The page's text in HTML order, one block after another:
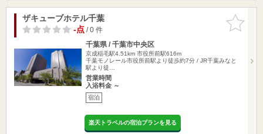
お気に入
りに追加
ザキューブホテル千葉
-点/ 0 件
千葉県 / 千葉市中央区
京成稲毛駅4.51km 市役所前駅616m
千葉モノレール市役所前駅より徒歩約7分 / JR千葉みなと
駅より徒…
営業時間
入浴料金 ～
宿泊
楽天トラベルの宿泊プランを見る